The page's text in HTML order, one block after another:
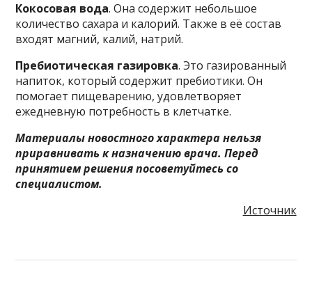
Кокосовая вода. Она содержит небольшое
количество сахара и калорий. Также в её состав
входят магний, калий, натрий.
Пребиотическая газировка. Это газированный
напиток, который содержит пребиотики. Он
помогает пищеварению, удовлетворяет
ежедневную потребность в клетчатке.
Материалы новостного характера нельзя
приравнивать к назначению врача. Перед
принятием решения посоветуйтесь со
специалистом.
Источник